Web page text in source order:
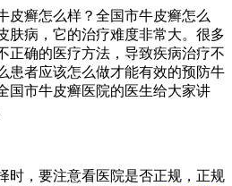
皮癣怎么样？全国市牛皮癣怎么
肤病，它的治疗难度非常大。很多
正确的医疗方法，导致疾病治疗不
患者应该怎么做才能有效的预防牛
国市牛皮癣医院的医生给大家讲
时，要注意看医院是否正规，正规